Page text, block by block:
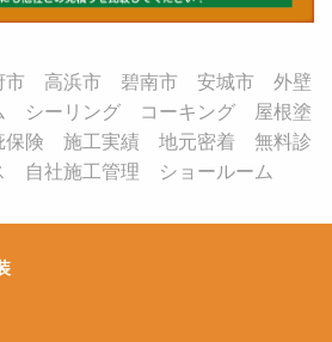
市 高浜市 碧南市 安城市 外壁
シーリング コーキング 屋根塗
険 施工実績 地元密着 無料診
自社施工管理 ショールーム